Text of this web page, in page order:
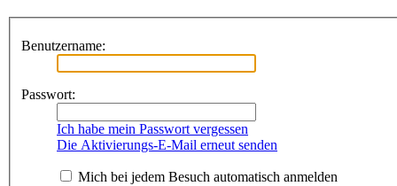
Benutzername:
Passwort:
Ich habe mein Passwort vergessen
Die Aktivierungs-E-Mail erneut senden
Mich bei jedem Besuch automatisch anmelden